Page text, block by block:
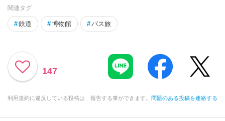
関連タグ
#鉄道 #博物館 #バス旅
147
利用規約に違反している投稿は、報告する事ができます。 問題のある投稿を連絡する